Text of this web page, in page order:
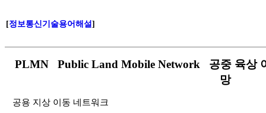
[정보통신기술용어해설]
PLMN Public Land Mobile Network 공중 육상
망
공용 지상 이동 네트워크